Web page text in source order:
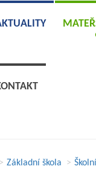
Základní škola